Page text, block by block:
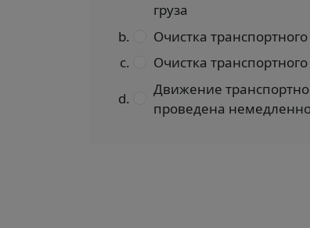
груза
Очистка
Очистка
Движение
проведена